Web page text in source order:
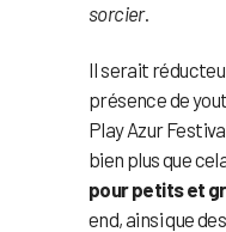
sorcier.
Il serait
présence de
Play Azur
bien plus que
pour petits et
end, ainsi que des